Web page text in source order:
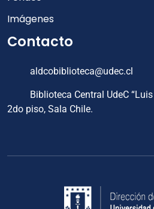
Imágenes
Contacto
aldcobiblioteca@udec.cl
Biblioteca Central UdeC
2do piso, Sala Chile.